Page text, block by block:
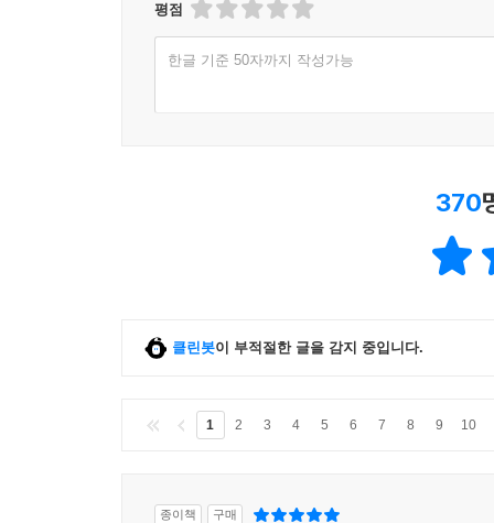
평점
한글 기준 50자까지 작성가능
370
클린봇이 부적절한 글을 감지 중입니다.
1 2 3 4 5 6 7 8 9 10
종이책 구매